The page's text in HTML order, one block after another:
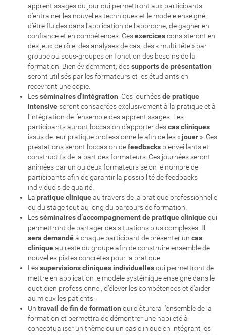
apprentissages du jour qui permettront aux participants
d’entrainer les nouvelles techniques et le modèle enseigné,
d’être fluides dans l’application de l’approche, de gagner en
confiance et en compétences. Cesexercicesconsisteront en
des jeux de rôle, des analyses de cas, des « multi-tête » par
groupe ou sous-groupes en fonction des besoins de la
formation. Bien évidemment, dessupports de présentation
seront utilisés par les formateurs et les étudiants en
recevront une copie.
Lesséminaires d'intégration . Ces journéesde pratique
intensiveseront consacrées exclusivement à la pratique et à
l’intégration de l’ensemble des apprentissages. Les
participants auront l’occasion d’apporter descas cliniques
issus de leur pratique professionnelle afin de les «jouer ». Ces
prestations seront l’occasion defeedbacks bienveillants et
constructifs de la part des formateurs. Ces journées seront
animées par un ou deux formateurs selon le nombre de
participants afin de garantir la possibilité de feedbacks
individuels de qualité.
La pratique cliniqueau travers de la pratique professionnelle
ou du stage tout au long du parcours de formation.
Lesséminaires d’accompagnement de pratique cliniquequi
permettront de partager des situations plus complexes. I
sera demandéà chaque participant de présenter un cas
cliniqueau reste du groupe afin de construire ensemble de
nouvelles pistes concrètes pour la pratique.
Lessupervisions cliniques individuellesqui permettront de
mettre en application le modèle systémique enseigné dans le
quotidien professionnel, d’élever les compétences et d’aider
au mieux les patients.
Un travail de fin de formation qui clôturera l’ensemble de la
formation et permettra de démontrer une habileté à
conceptualiser un thème ou un cas clinique en intégrant les